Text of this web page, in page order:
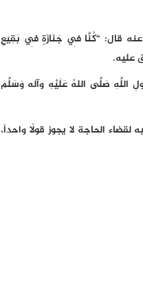
قال: “كُنَّا فِي جَنَازَةٍ فِي بَقِيعِ
عليه.
اللَّهِ صَلَّى اللهُ عَلَيْهِ وآله وَسَلَّمَ
الحاجة لا يجوز قولًا واحداً،